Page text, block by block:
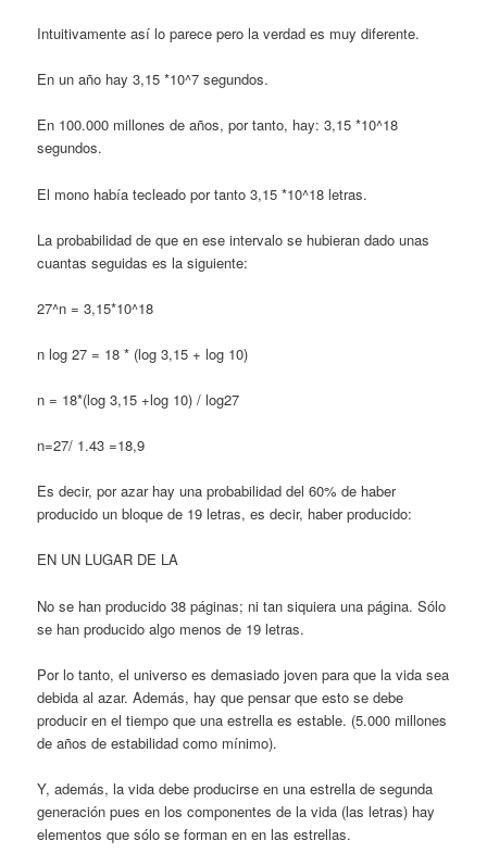
Intuitivamente así lo parece pero la verdad es muy diferente.
En un año hay 3,15 *10^7 segundos.
En 100.000 millones de años, por tanto, hay: 3,15 *10^18
segundos.
El mono había tecleado por tanto 3,15 *10^18 letras.
La probabilidad de que en ese intervalo se hubieran dado unas
cuantas seguidas es la si­guiente:
27^n = 3,15*10^18
n log 27 = 18 * (log 3,15 + log 10)
n = 18*(log 3,15 +log 10) / log27
n=27/ 1.43 =18,9
Es decir, por azar hay una probabilidad del 60% de haber
producido un bloque de 19 le­tras, es decir, haber producido:
EN UN LUGAR DE LA
No se han producido 38 páginas; ni tan si­quiera una página. Sólo
se han producido algo menos de 19 letras.
Por lo tanto, el universo es demasiado joven para que la vida sea
debida al azar. Además, hay que pensar que esto se debe
producir en el tiempo que una estrella es estable. (5.000 millones
de años de estabilidad como míni­mo).
Y, además, la vida debe producirse en una estrella de segunda
generación pues en los componentes de la vida (las letras) hay
ele­mentos que sólo se forman en en las estrellas.